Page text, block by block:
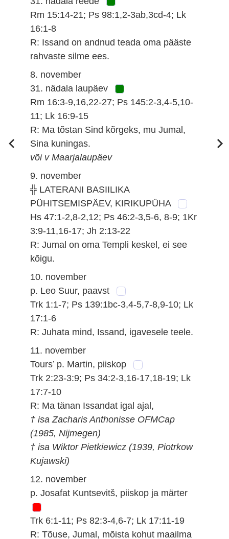
Rm 15:14-21; Ps 98:1,2-3ab,3cd-4; Lk
16:1-8
R: Issand on andnud teada oma pääste
rahvaste silme ees.
8. november
31. nädala laupäev
Rm 16:3-9,16,22-27; Ps 145:2-3,4-5,10-
11; Lk 16:9-15
R: Ma tõstan Sind kõrgeks, mu Jumal,
Sina kuningas.
või v Maarjalaupäev
9. november
╬ LATERANI BASIILIKA
PÜHITSEMISPÄEV, KIRIKUPÜHA
Hs 47:1-2,8-2,12; Ps 46:2-3,5-6, 8-9; 1Kr
3:9-11,16-17; Jh 2:13-22
R: Jumal on oma Templi keskel, ei see
kõigu.
10. november
p. Leo Suur, paavst
Trk 1:1-7; Ps 139:1bc-3,4-5,7-8,9-10; Lk
17:1-6
R: Juhata mind, Issand, igavesele teele.
11. november
Tours’ p. Martin, piiskop
Trk 2:23-3:9; Ps 34:2-3,16-17,18-19; Lk
17:7-10
R: Ma tänan Issandat igal ajal,
† isa Zacharis Anthonisse OFMCap
(1985, Nijmegen)
† isa Wiktor Pietkiewicz (1939, Piotrkow
Kujawski)
12. november
p. Josafat Kuntsevitš, piiskop ja märter
Trk 6:1-11; Ps 82:3-4,6-7; Lk 17:11-19
R: Tõuse, Jumal, mõista kohut maailma